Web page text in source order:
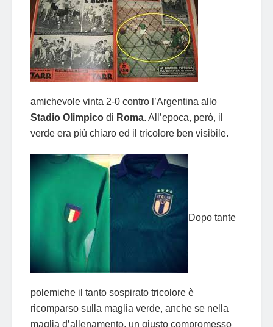
amichevole vinta 2-0 contro l’Argentina allo
Stadio Olimpico di Roma. All’epoca, però, il
verde era più chiaro ed il tricolore ben visibile.
Dopo tante
polemiche il tanto sospirato tricolore è
ricomparso sulla maglia verde, anche se nella
maglia d’allenamento, un giusto compromesso